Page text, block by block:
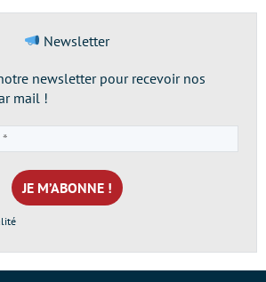
Newsletter
newsletter pour recevoir nos
mail !
e-
mail
*